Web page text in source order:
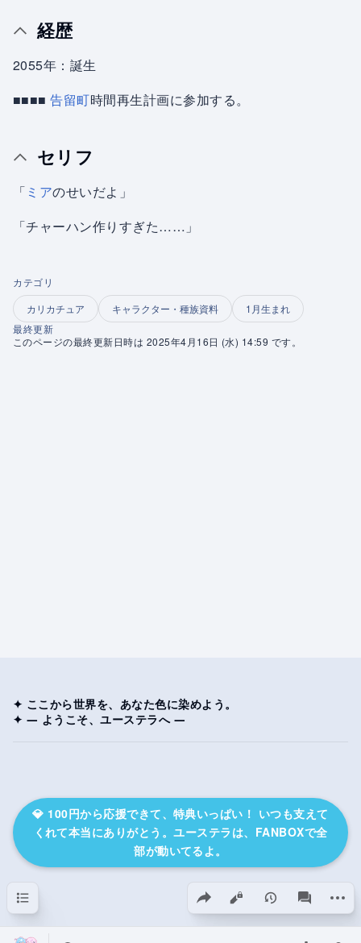
このページを共有
表示 associated-
その
経歴
2055年：誕生
■■■■告留町時間再生計画に参加する。
セリフ
「 ミアのせいだよ」
「チャーハン作りすぎた……」
目次
カテゴリ
カリカチュア
キャラクター・種族資料
1月生まれ
最終更新
このページの最終更新日時は 2025年4月16日 (水) 14:59 です。
✦ ここから世界を、あなた色に染めよう。
✦ ― ようこそ、ユーステラへ ―
💎 100円から応援できて、特典いっぱい！ いつも支えて
くれて本当にありがとう。ユーステラは、FANBOXで全
部が動いてるよ。